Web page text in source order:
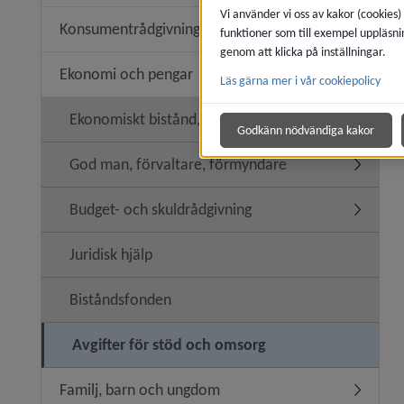
Konsumentrådgivning
Ekonomi och pengar
Ekonomiskt bistånd, försörjningsstöd
God man, förvaltare, förmyndare
Budget- och skuldrådgivning
Juridisk hjälp
Biståndsfonden
Avgifter för stöd och omsorg
Familj, barn och ungdom
Vi använder vi oss av kakor
funktioner som till exempel
genom att klicka på inställningar.
Läs gärna mer i vår cookiepolicy
Godkänn nödvändiga kakor